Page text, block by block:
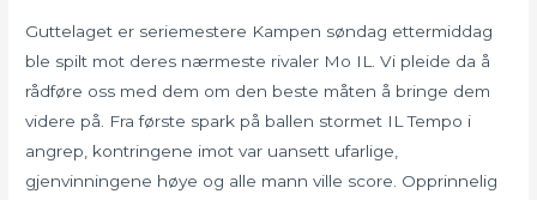
Guttelaget er seriemestere Kampen søndag ettermiddag
ble spilt mot deres nærmeste rivaler Mo IL. Vi pleide da å
rådføre oss med dem om den beste måten å bringe dem
videre på. Fra første spark på ballen stormet IL Tempo i
angrep, kontringene imot var uansett ufarlige,
gjenvinningene høye og alle mann ville score. Opprinnelig